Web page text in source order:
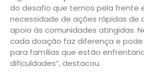
do desafio que temos pela frente
necessidade de ações rápidas de
apoio às comunidades atingidas.
cada doação faz diferença e
para famílias que estão
dificuldades”, destacou.